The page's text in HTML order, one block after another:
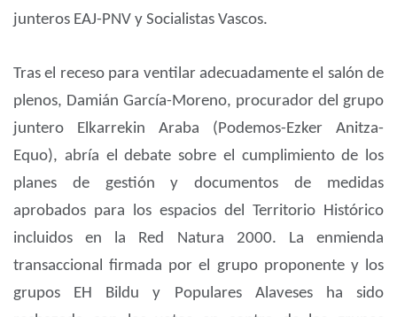
junteros EAJ-PNV y Socialistas Vascos.
Tras el receso para ventilar adecuadamente el salón de
plenos, Damián García-Moreno, procurador del grupo
juntero Elkarrekin Araba (Podemos-Ezker Anitza-
Equo), abría el debate sobre el cumplimiento de los
planes de gestión y documentos de medidas
aprobados para los espacios del Territorio Histórico
incluidos en la Red Natura 2000. La enmienda
transaccional firmada por el grupo proponente y los
grupos EH Bildu y Populares Alaveses ha sido